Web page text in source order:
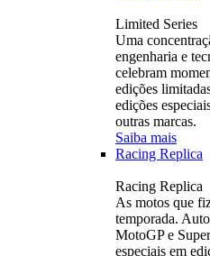
Limited Series
Uma
engenharia e
celebram
edições
edições
outras marcas.
Saiba mais
Racing Replica
Racing Replica
As motos que
temporada.
MotoGP e
especiais em